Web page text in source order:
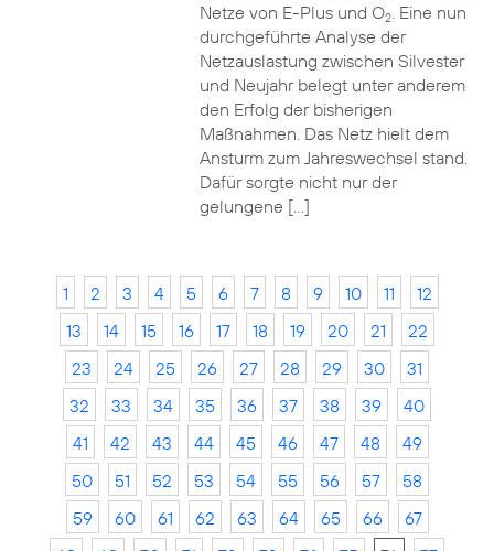
Netze von E-Plus und O2. Eine nun
durchgeführte Analyse der
Netzauslastung zwischen Silvester
und Neujahr belegt unter anderem
den Erfolg der bisherigen
Maßnahmen. Das Netz hielt dem
Ansturm zum Jahreswechsel stand.
Dafür sorgte nicht nur der
gelungene […]
1 2 3 4 5 6 7 8 9 10 11
12
13
14 15 16 17 18 19 20 21
22
23
24 25 26 27 28 29 30
31
32
33 34 35 36 37 38 39
40
41
42 43 44 45 46 47 48
49
50
51 52 53 54 55 56 57
58
59
60 61 62 63 64 65 66
67